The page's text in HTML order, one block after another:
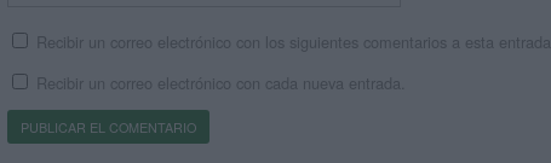
Recibir un correo electrónico con los siguientes comentarios a esta entrada.
Recibir un correo electrónico con cada nueva entrada.